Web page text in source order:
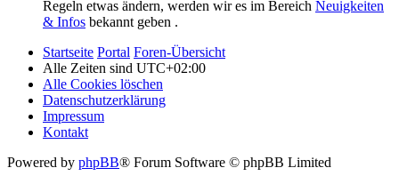
Regeln etwas ändern, werden wir es im Bereich Neuigkeiten
& Infos bekannt geben .
Startseite Portal Foren-Übersicht
Alle Zeiten sind UTC+02:00
Alle Cookies löschen
Datenschutzerklärung
Impressum
Kontakt
Powered by phpBB® Forum Software © phpBB Limited